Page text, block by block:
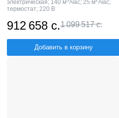
электрическая; 140 м /час; 25 м /час;
термостат; 220 В
912 658 с.1 099 517 с.
Добавить в корзину